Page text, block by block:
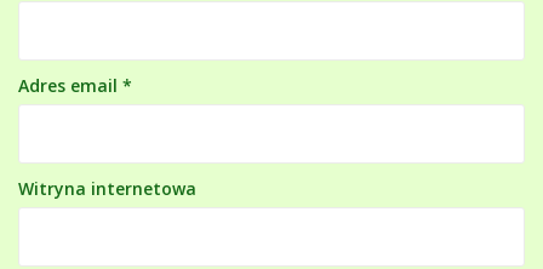
Adres email *
Witryna internetowa